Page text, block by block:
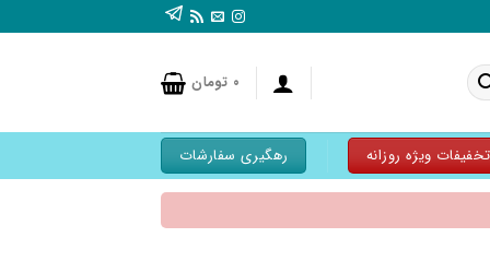
۰ تومان
تخفیفات ویژه روزانه رهگیری سفارشات